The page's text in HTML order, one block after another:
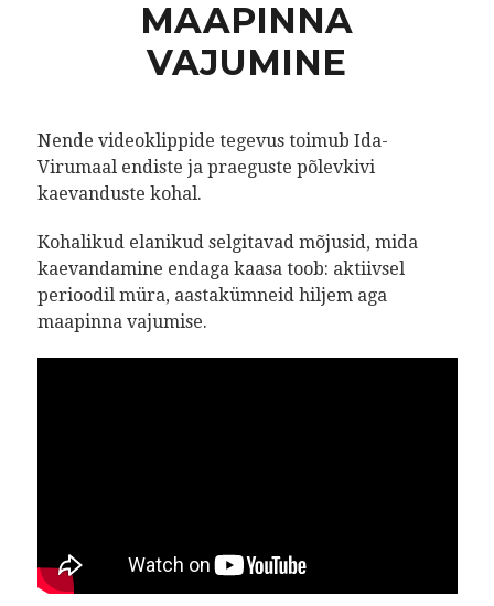
MAAPINNA
VAJUMINE
Nende videoklippide tegevus toimub Ida-
Virumaal endiste ja praeguste põlevkivi
kaevanduste kohal.
Kohalikud elanikud selgitavad mõjusid, mida
kaevandamine endaga kaasa toob: aktiivsel
perioodil müra, aastakümneid hiljem aga
maapinna vajumise.